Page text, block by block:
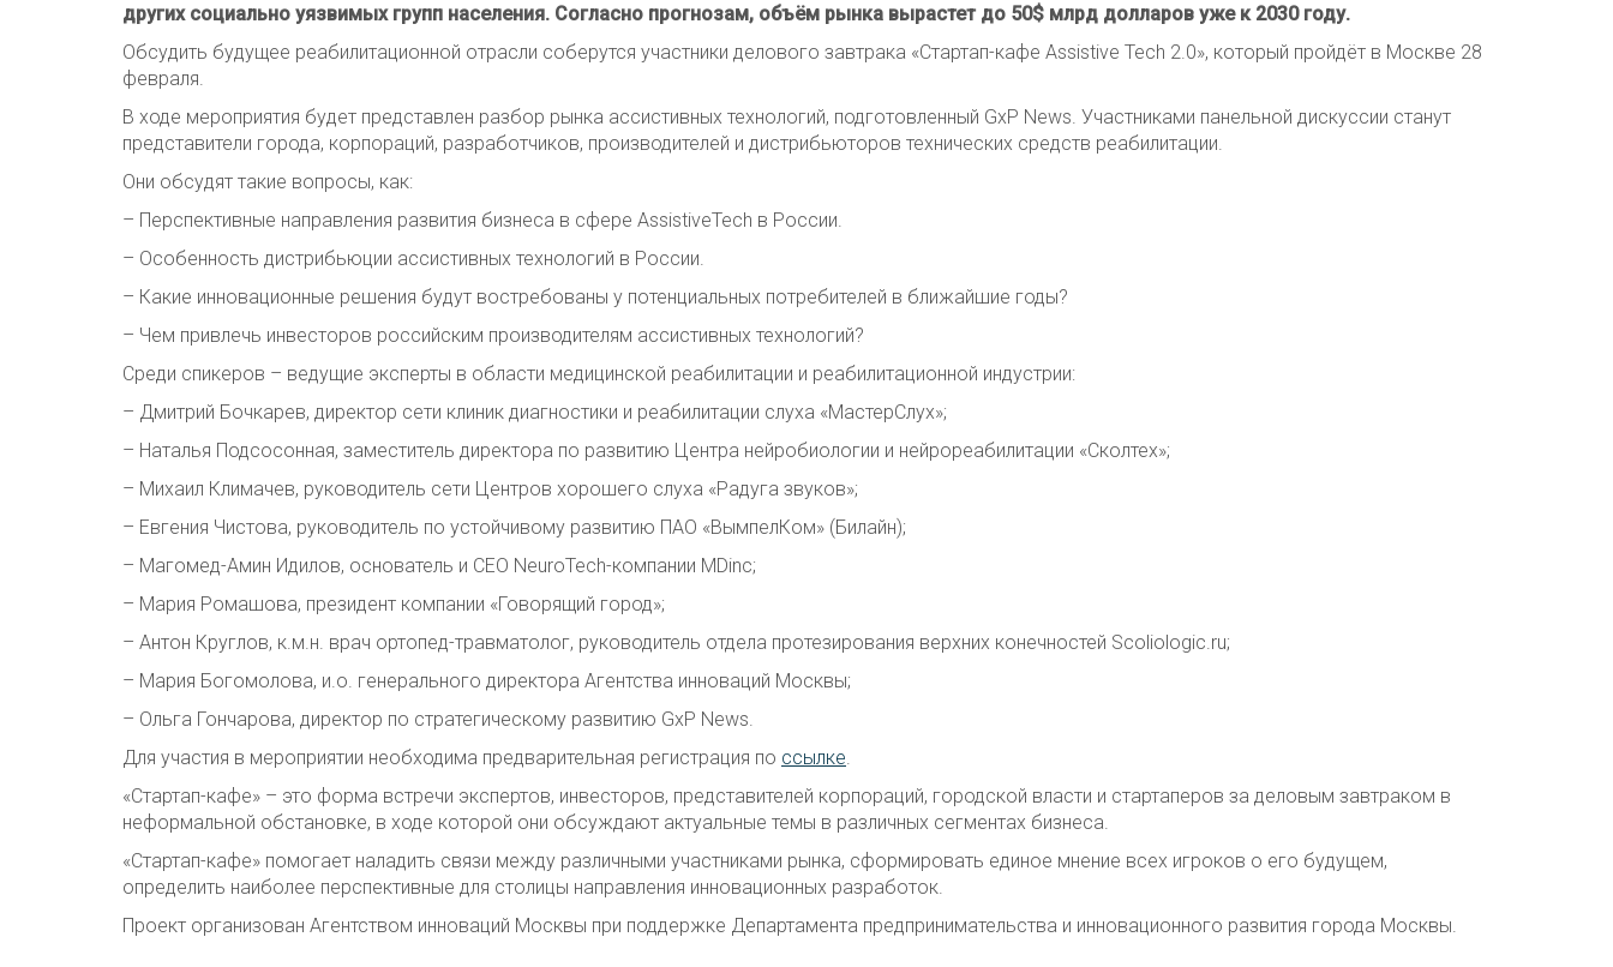
других социально уязвимых групп населения. Согласно прогнозам, объём рынка вырастет до 50$ млрд долларов уже к 2030 году.
Обсудить будущее реабилитационной отрасли соберутся участники делового завтрака «Стартап-кафе Assistive Tech 2.0», который пройдёт в Москве 28
февраля.
В ходе мероприятия будет представлен разбор рынка ассистивных технологий, подготовленный GxP News. Участниками панельной дискуссии станут
представители города, корпораций, разработчиков, производителей и дистрибьюторов технических средств реабилитации.
Они обсудят такие вопросы, как:
– Перспективные направления развития бизнеса в сфере AssistiveTech в России.
– Особенность дистрибьюции ассистивных технологий в России.
– Какие инновационные решения будут востребованы у потенциальных потребителей в ближайшие годы?
– Чем привлечь инвесторов российским производителям ассистивных технологий?
Среди спикеров – ведущие эксперты в области медицинской реабилитации и реабилитационной индустрии:
– Дмитрий Бочкарев, директор сети клиник диагностики и реабилитации слуха «МастерСлух»;
– Наталья Подсосонная, заместитель директора по развитию Центра нейробиологии и нейрореабилитации «Сколтех»;
– Михаил Климачев, руководитель сети Центров хорошего слуха «Радуга звуков»;
– Евгения Чистова, руководитель по устойчивому развитию ПАО «ВымпелКом» (Билайн);
– Магомед-Амин Идилов, основатель и CEO NeuroTech-компании MDinc;
– Мария Ромашова, президент компании «Говорящий город»;
– Антон Круглов, к.м.н. врач ортопед-травматолог, руководитель отдела протезирования верхних конечностей Scoliologic.ru;
– Мария Богомолова, и.о. генерального директора Агентства инноваций Москвы;
– Ольга Гончарова, директор по стратегическому развитию GxP News.
Для участия в мероприятии необходима предварительная регистрация по ссылке.
«Стартап-кафе» – это форма встречи экспертов, инвесторов, представителей корпораций, городской власти и стартаперов за деловым завтраком в
неформальной обстановке, в ходе которой они обсуждают актуальные темы в различных сегментах бизнеса.
«Стартап-кафе» помогает наладить связи между различными участниками рынка, сформировать единое мнение всех игроков о его будущем,
определить наиболее перспективные для столицы направления инновационных разработок.
Проект организован Агентством инноваций Москвы при поддержке Департамента предпринимательства и инновационного развития города Москвы.